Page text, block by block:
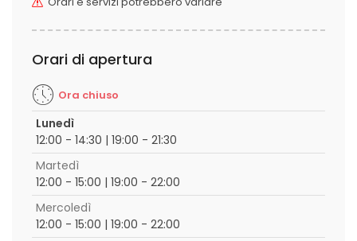
Orari di apertura
Ora chiuso
Lunedì
12:00 - 14:30 | 19:00 - 21:30
Martedì
12:00 - 15:00 | 19:00 - 22:00
Mercoledì
12:00 - 15:00 | 19:00 - 22:00